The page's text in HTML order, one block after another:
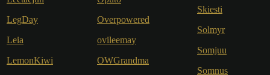
LegDay
Leia
LemonKiwi
Overpowered
ovileemay
OWGrandma
Skiesti
Solmyr
Somjuu
Somnus